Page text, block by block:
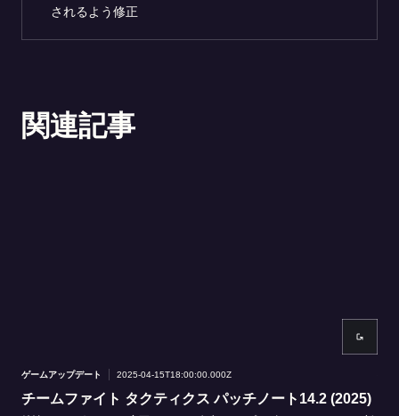
されるよう修正
関連記事
ゲームアップデート 2025-04-15T18:00:00.000Z
チームファイト タクティクス パッチノート14.2 (2025)